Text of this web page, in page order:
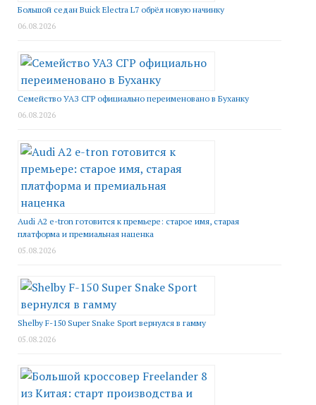
Большой седан Buick Electra L7 обрёл новую начинку
06.08.2026
Семейство УАЗ СГР официально переименовано в Буханку
06.08.2026
Audi A2 e-tron готовится к премьере: старое имя, старая
платформа и премиальная наценка
05.08.2026
Shelby F-150 Super Snake Sport вернулся в гамму
05.08.2026